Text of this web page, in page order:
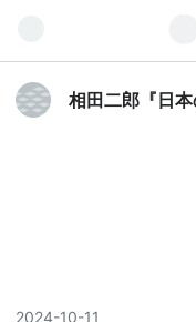
相田二郎『日
2024-10-11